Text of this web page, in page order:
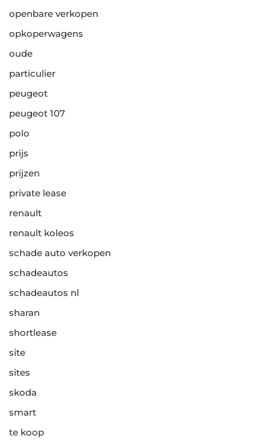
openbare verkopen
opkoperwagens
oude
particulier
peugeot
peugeot 107
polo
prijs
prijzen
private lease
renault
renault koleos
schade auto verkopen
schadeautos
schadeautos nl
sharan
shortlease
site
sites
skoda
smart
te koop